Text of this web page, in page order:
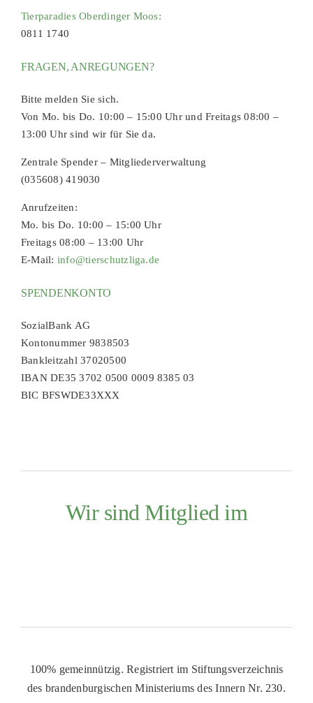
Tierparadies Oberdinger Moos:
0811 1740
FRAGEN, ANREGUNGEN?
Bitte melden Sie sich.
Von Mo. bis Do. 10:00 – 15:00 Uhr und Freitags 08:00 –
13:00 Uhr sind wir für Sie da.
Zentrale Spender – Mitgliederverwaltung
(035608) 419030
Anrufzeiten:
Mo. bis Do. 10:00 – 15:00 Uhr
Freitags 08:00 – 13:00 Uhr
E-Mail: info@tierschutzliga.de
SPENDENKONTO
SozialBank AG
Kontonummer 9838503
Bankleitzahl 37020500
IBAN DE35 3702 0500 0009 8385 03
BIC BFSWDE33XXX
Wir sind Mitglied im
100% gemeinnützig. Registriert im Stiftungsverzeichnis
des brandenburgischen Ministeriums des Innern Nr. 230.